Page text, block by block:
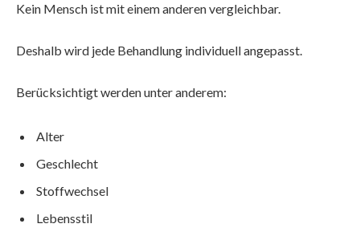
Kein Mensch ist mit einem anderen vergleichbar.
Deshalb wird jede Behandlung individuell angepasst.
Berücksichtigt werden unter anderem:
Alter
Geschlecht
Stoffwechsel
Lebensstil